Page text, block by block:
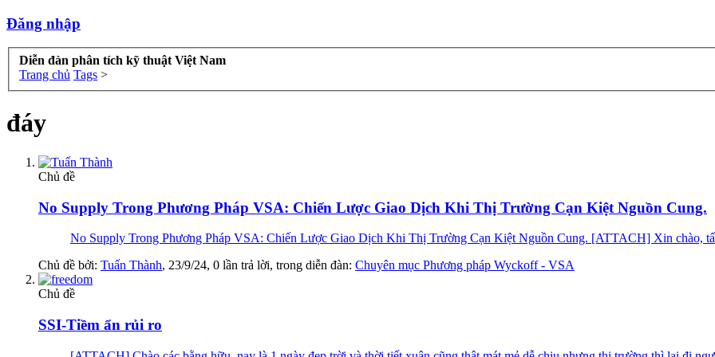
Đăng nhập
Diễn đàn phân tích kỹ thuật Việt Nam
Trang chủ Tags >
đáy
Chủ đề
No Supply Trong Phương Pháp VSA: Chiến Lược Giao Dịch Khi Thị Trường Cạn Kiệt Nguồn Cung.
No Supply Trong Phương Pháp VSA: Chiến Lược Giao Dịch Khi Thị Trường Cạn Kiệt Nguồn Cung. [ATTACH] Xin chào,
Chủ đề bởi: Tuấn Thành, 23/9/24, 0 lần trả lời, trong diễn đàn: Chuyên mục Phương pháp Wyckoff - VSA
Chủ đề
SSI-Tiềm ẩn rủi ro